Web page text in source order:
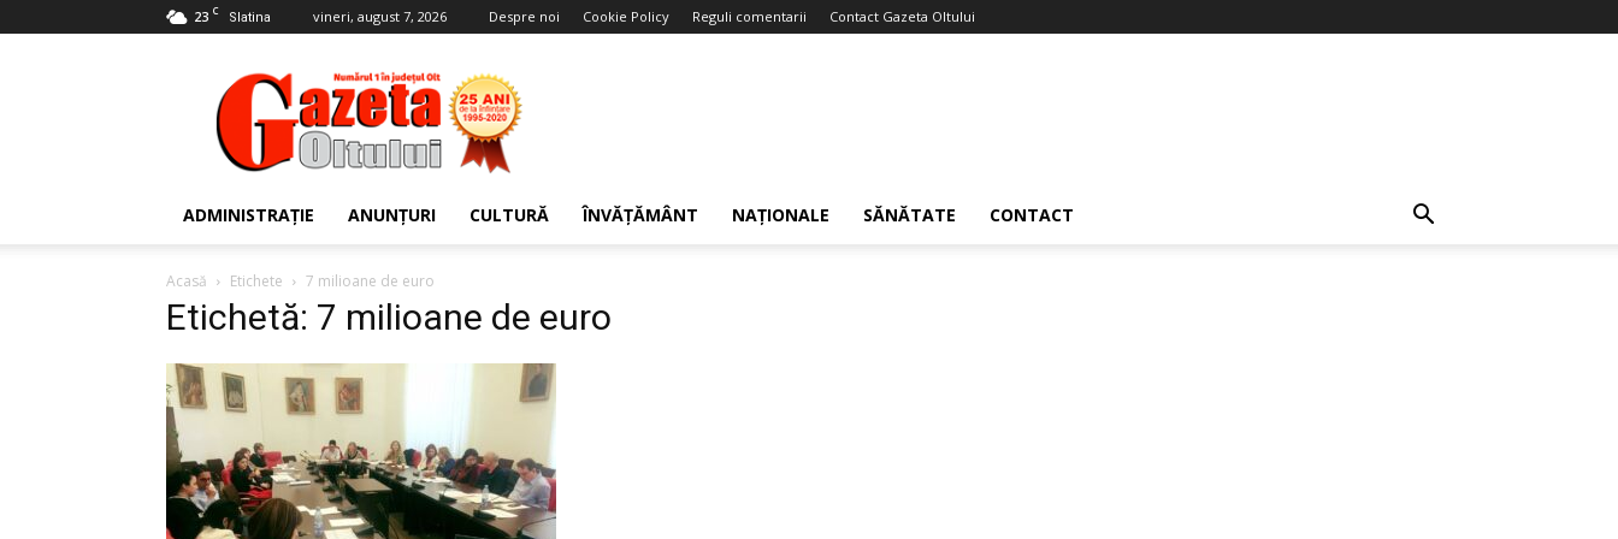
23 C Slatina vineri, august 7, 2026 Despre noi Cookie Policy Reguli comentarii Contact Gazeta Oltului
Gazeta
Oltului
ADMINISTRAȚIE ANUNȚURI CULTURĂ ÎNVĂȚĂMÂNT NAȚIONALE SĂNĂTATE CONTACT
Acasă Etichete 7 milioane de euro
Etichetă: 7 milioane de euro